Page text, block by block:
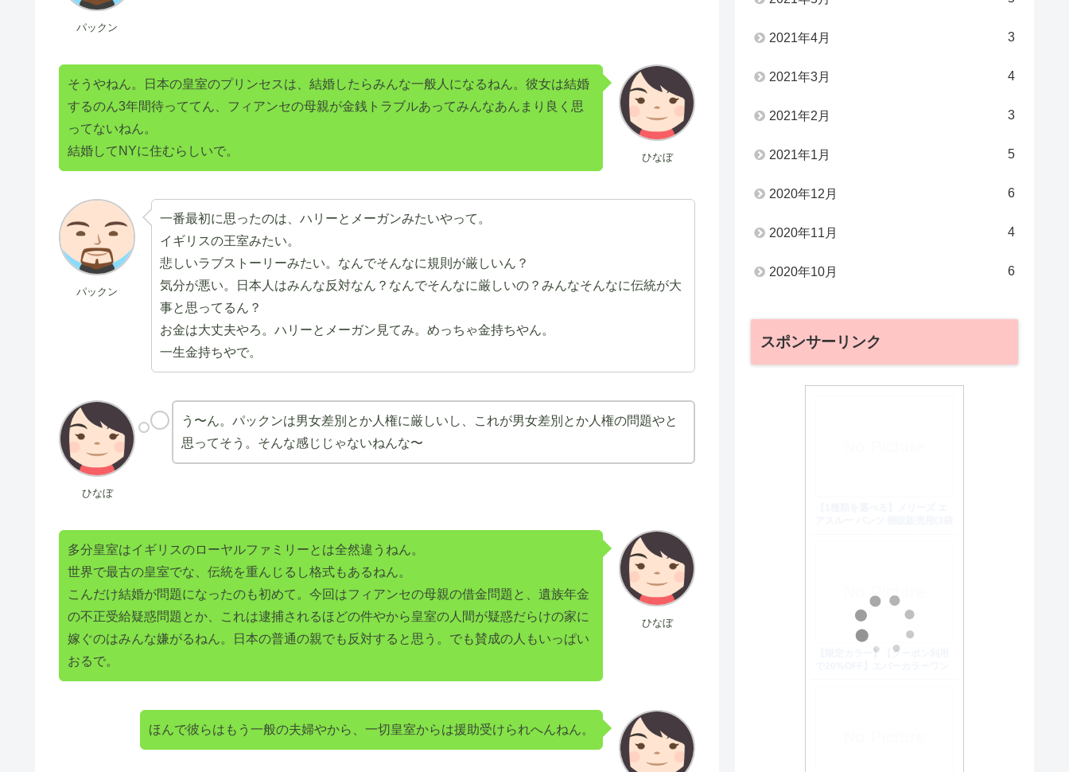
パックン
ひなぼ
そうやねん。日本の皇室のプリンセスは、結婚したらみんな一般人になるねん。彼女は結婚
するのん3年間待っててん、フィアンセの母親が金銭トラブルあってみんなあんまり良く思
ってないねん。
結婚してNYに住むらしいで。
パックン
一番最初に思ったのは、ハリーとメーガンみたいやって。
イギリスの王室みたい。
悲しいラブストーリーみたい。なんでそんなに規則が厳しいん？
気分が悪い。日本人はみんな反対なん？なんでそんなに厳しいの？みんなそんなに伝統が大
事と思ってるん？
お金は大丈夫やろ。ハリーとメーガン見てみ。めっちゃ金持ちやん。
一生金持ちやで。
ひなぼ
う〜ん。パックンは男女差別とか人権に厳しいし、これが男女差別とか人権の問題やと
思ってそう。そんな感じじゃないねんな〜
ひなぼ
多分皇室はイギリスのローヤルファミリーとは全然違うねん。
世界で最古の皇室でな、伝統を重んじるし格式もあるねん。
こんだけ結婚が問題になったのも初めて。今回はフィアンセの母親の借金問題と、遺族年金
の不正受給疑惑問題とか、これは逮捕されるほどの件やから皇室の人間が疑惑だらけの家に
嫁ぐのはみんな嫌がるねん。日本の普通の親でも反対すると思う。でも賛成の人もいっぱい
おるで。
ほんで彼らはもう一般の夫婦やから、一切皇室からは援助受けられへんねん。
2021年4月 3
2021年3月 4
2021年2月 3
2021年1月 5
2020年12月 6
2020年11月 4
2020年10月 6
スポンサーリンク